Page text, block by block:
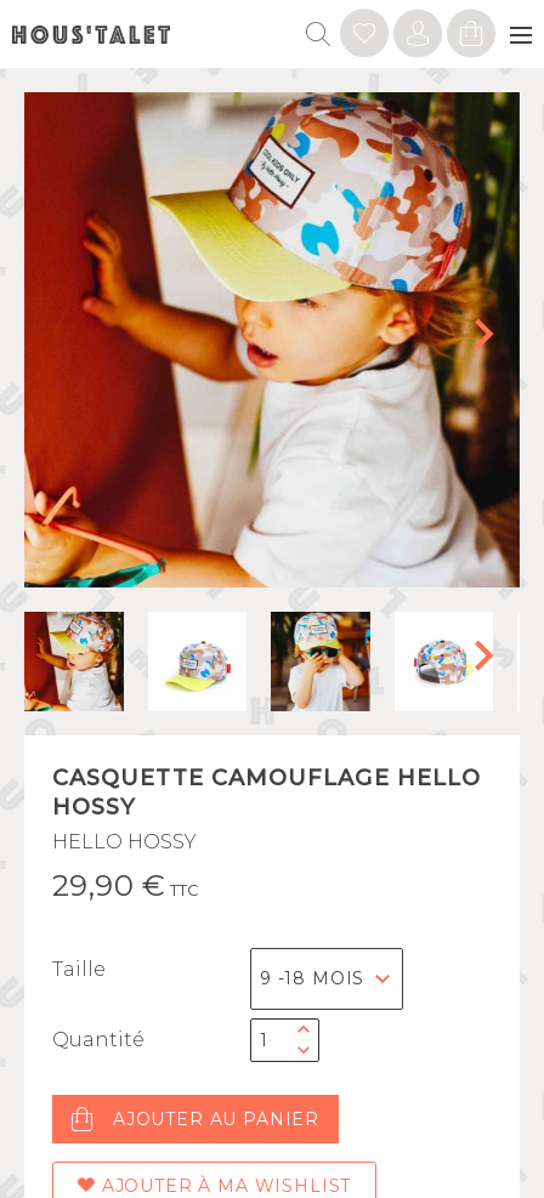
CASQUETTE CAMOUFLAGE HELLO
HOSSY
HELLO HOSSY
29,90 € TTC
Taille
Quantité
AJOUTER AU PANIER
AJOUTER À MA WISHLIST